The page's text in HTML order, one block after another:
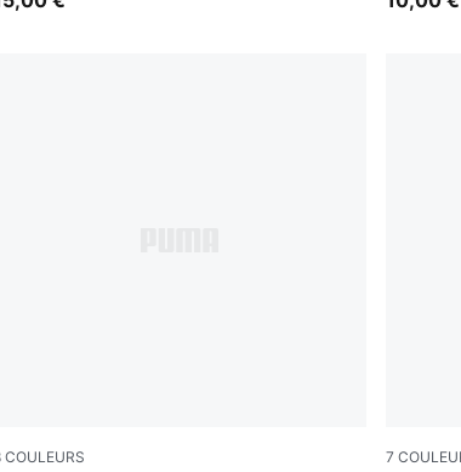
COULEURS 7